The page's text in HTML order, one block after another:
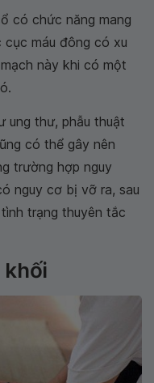
có chức năng mang
máu đông có xu
này khi có một
ung thư, phẫu thuật
có thể gây nên
trường hợp nguy
nguy cơ bị vỡ ra, sau
trạng thuyên tắc